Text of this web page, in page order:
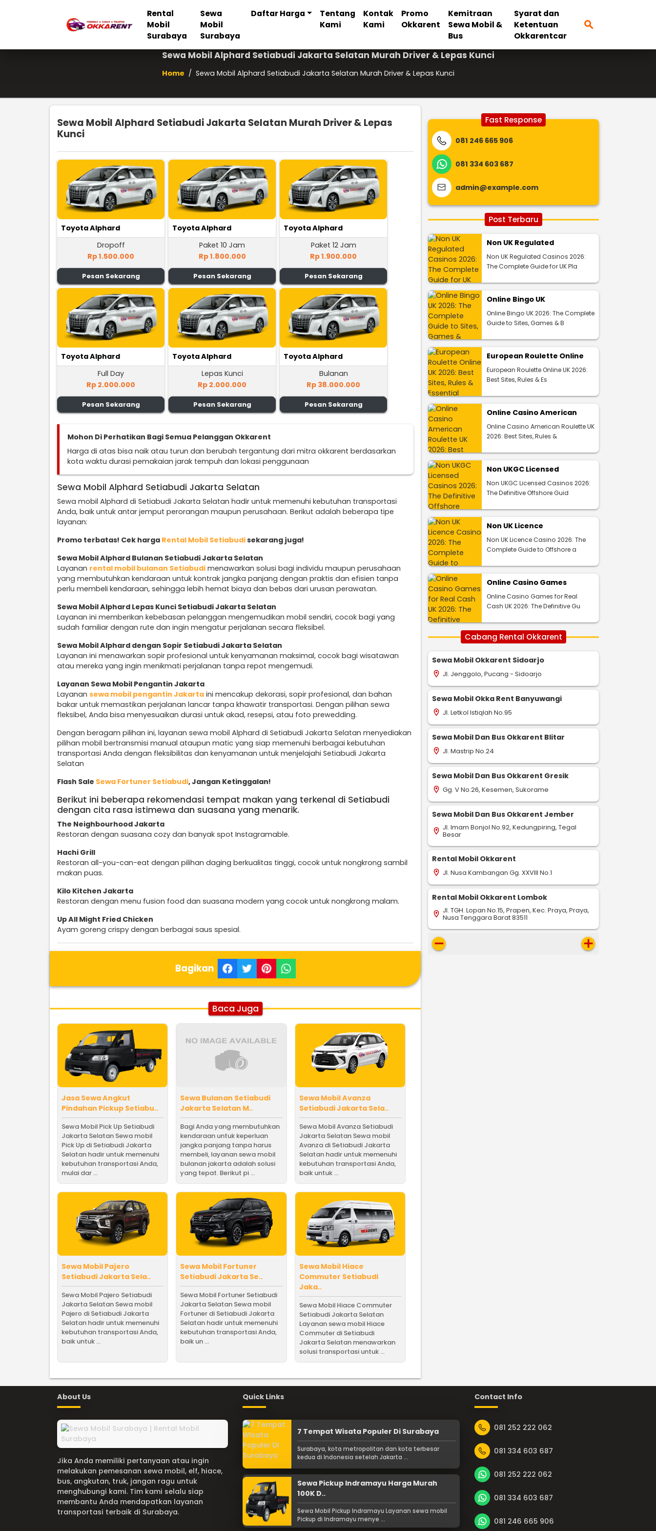
Rental
Mobil
Surabaya
Sewa
Mobil
Surabaya
Daftar Harga
Tentang
Kami
Kontak
Kami
Promo
Okkarent
Kemitraan
Sewa Mobil &
Bus
Syarat dan
Ketentuan
Okkarentcar
search
Sewa Mobil Alphard Setiabudi Jakarta Selatan Murah Driver & Lepas Kunci
Home / Sewa Mobil Alphard Setiabudi Jakarta Selatan Murah Driver & Lepas Kunci
Sewa Mobil Alphard Setiabudi Jakarta Selatan Murah Driver & Lepas
Kunci
Toyota Alphard
Dropoff
Rp 1.500.000
Pesan Sekarang
Toyota Alphard
Paket 10 Jam
Rp 1.800.000
Pesan Sekarang
Toyota Alphard
Paket 12 Jam
Rp 1.900.000
Pesan Sekarang
Toyota Alphard
Full Day
Rp 2.000.000
Pesan Sekarang
Toyota Alphard
Lepas Kunci
Rp 2.000.000
Pesan Sekarang
Toyota Alphard
Bulanan
Rp 38.000.000
Pesan Sekarang
Mohon Di Perhatikan Bagi Semua Pelanggan Okkarent
Harga di atas bisa naik atau turun dan berubah tergantung dari mitra okkarent berdasarkan
kota waktu durasi pemakaian jarak tempuh dan lokasi penggunaan
Sewa Mobil Alphard Setiabudi Jakarta Selatan
Sewa mobil Alphard di Setiabudi Jakarta Selatan hadir untuk memenuhi kebutuhan transportasi
Anda, baik untuk antar jemput perorangan maupun perusahaan. Berikut adalah beberapa tipe
layanan:
Promo terbatas! Cek harga Rental Mobil Setiabudisekarang juga!
Sewa Mobil Alphard Bulanan Setiabudi Jakarta Selatan
Layanan rental mobil bulanan Setiabudi menawarkan solusi bagi individu maupun perusahaan
yang membutuhkan kendaraan untuk kontrak jangka panjang dengan praktis dan efisien tanpa
perlu membeli kendaraan, sehingga lebih hemat biaya dan bebas dari urusan perawatan.
Sewa Mobil Alphard Lepas Kunci Setiabudi Jakarta Selatan
Layanan ini memberikan kebebasan pelanggan mengemudikan mobil sendiri, cocok bagi yang
sudah familiar dengan rute dan ingin mengatur perjalanan secara fleksibel.
Sewa Mobil Alphard dengan Sopir Setiabudi Jakarta Selatan
Layanan ini menawarkan sopir profesional untuk kenyamanan maksimal, cocok bagi wisatawan
atau mereka yang ingin menikmati perjalanan tanpa repot mengemudi.
Layanan Sewa Mobil Pengantin Jakarta
Layanan sewa mobil pengantin Jakarta ini mencakup dekorasi, sopir profesional, dan bahan
bakar untuk memastikan perjalanan lancar tanpa khawatir transportasi. Dengan pilihan sewa
fleksibel, Anda bisa menyesuaikan durasi untuk akad, resepsi, atau foto prewedding.
Dengan beragam pilihan ini, layanan sewa mobil Alphard di Setiabudi Jakarta Selatan menyediakan
pilihan mobil bertransmisi manual ataupun matic yang siap memenuhi berbagai kebutuhan
transportasi Anda dengan fleksibilitas dan kenyamanan untuk menjelajahi Setiabudi Jakarta
Selatan
Flash Sale Sewa Fortuner Setiabudi, Jangan Ketinggalan!
Berikut ini beberapa rekomendasi tempat makan yang terkenal di Setiabudi
dengan cita rasa istimewa dan suasana yang menarik.
The Neighbourhood Jakarta
Restoran dengan suasana cozy dan banyak spot Instagramable.
Hachi Grill
Restoran all-you-can-eat dengan pilihan daging berkualitas tinggi, cocok untuk nongkrong sambil
makan puas.
Kilo Kitchen Jakarta
Restoran dengan menu fusion food dan suasana modern yang cocok untuk nongkrong malam.
Up All Might Fried Chicken
Ayam goreng crispy dengan berbagai saus spesial.
Bagikan
Baca Juga
Jasa Sewa Angkut
Pindahan Pickup Setiabu..
Sewa Mobil Pick Up Setiabudi
Jakarta Selatan Sewa mobil
Pick Up di Setiabudi Jakarta
Selatan hadir untuk memenuhi
kebutuhan transportasi Anda,
mulai dar ...
Sewa Bulanan Setiabudi
Jakarta Selatan M..
Bagi Anda yang membutuhkan
kendaraan untuk keperluan
jangka panjang tanpa harus
membeli, layanan sewa mobil
bulanan jakarta adalah solusi
yang tepat. Berikut pi ...
Sewa Mobil Avanza
Setiabudi Jakarta Sela..
Sewa Mobil Avanza Setiabudi
Jakarta Selatan Sewa mobil
Avanza di Setiabudi Jakarta
Selatan hadir untuk memenuhi
kebutuhan transportasi Anda,
baik untuk ...
Sewa Mobil Pajero
Setiabudi Jakarta Sela..
Sewa Mobil Pajero Setiabudi
Jakarta Selatan Sewa mobil
Pajero di Setiabudi Jakarta
Selatan hadir untuk memenuhi
kebutuhan transportasi Anda,
baik untuk ...
Sewa Mobil Fortuner
Setiabudi Jakarta Se..
Sewa Mobil Fortuner Setiabudi
Jakarta Selatan Sewa mobil
Fortuner di Setiabudi Jakarta
Selatan hadir untuk memenuhi
kebutuhan transportasi Anda,
baik un ...
Sewa Mobil Hiace
Commuter Setiabudi
Jaka..
Sewa Mobil Hiace Commuter
Setiabudi Jakarta Selatan
Layanan sewa mobil Hiace
Commuter di Setiabudi
Jakarta Selatan menawarkan
solusi transportasi untuk ...
Fast Response
081 246 665 906
081 334 603 687
admin@example.com
Post Terbaru
Non UK Regulated
Non UK Regulated Casinos 2026:
The Complete Guide for UK Pla
Online Bingo UK
Online Bingo UK 2026: The Complete
Guide to Sites, Games & B
European Roulette Online
European Roulette Online UK 2026:
Best Sites, Rules & Es
Online Casino American
Online Casino American Roulette UK
2026: Best Sites, Rules &
Non UKGC Licensed
Non UKGC Licensed Casinos 2026:
The Definitive Offshore Guid
Non UK Licence
Non UK Licence Casino 2026: The
Complete Guide to Offshore a
Online Casino Games
Online Casino Games for Real
Cash UK 2026: The Definitive Gu
Cabang Rental Okkarent
Sewa Mobil Okkarent Sidoarjo
location_on Jl. Jenggolo, Pucang - Sidoarjo
Sewa Mobil Okka Rent Banyuwangi
location_on Jl. Letkol Istiqlah No.95
Sewa Mobil Dan Bus Okkarent Blitar
location_on Jl. Mastrip No.24
Sewa Mobil Dan Bus Okkarent Gresik
location_on Gg. V No.26, Kesemen, Sukorame
Sewa Mobil Dan Bus Okkarent Jember
location_on Jl. Imam Bonjol No.92, Kedungpiring, Tegal
Besar
Rental Mobil Okkarent
location_on Jl. Nusa Kambangan Gg. XXVIII No.1
Rental Mobil Okkarent Lombok
location_on Jl. TGH. Lopan No.15, Prapen, Kec. Praya, Praya,
Nusa Tenggara Barat 83511
remove add
About Us
Jika Anda memiliki pertanyaan atau ingin
melakukan pemesanan sewa mobil, elf, hiace,
bus, angkutan, truk, jangan ragu untuk
menghubungi kami. Tim kami selalu siap
membantu Anda mendapatkan layanan
transportasi terbaik di Surabaya.
Quick Links
7 Tempat Wisata Populer Di Surabaya
Surabaya, kota metropolitan dan kota terbesar
kedua di Indonesia setelah Jakarta ...
Sewa Pickup Indramayu Harga Murah
100K D..
Sewa Mobil Pickup Indramayu Layanan sewa mobil
Pickup di Indramayu menye ...
Contact Info
081 252 222 062
081 334 603 687
081 252 222 062
081 334 603 687
081 246 665 906